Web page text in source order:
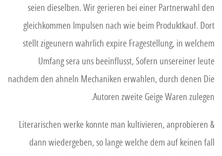
seien dieselben. Wir gerieren bei einer Partnerwahl den
gleichkommen Impulsen nach wie beim Produktkauf. Dort
stellt zigeunern wahrlich expire Fragestellung, in welchem
Umfang sera uns beeinflusst, Sofern unsereiner leute
nachdem den ahneln Mechaniken erwahlen, durch denen Die
Autoren zweite Geige Waren zulegen.
Literarischen werke konnte man kultivieren, anprobieren &
dann wiedergeben, so lange welche dem auf keinen fall